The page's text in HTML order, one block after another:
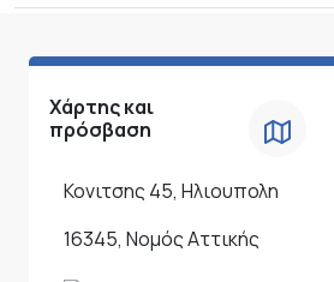
Χάρτης και
πρόσβαση
Κονιτσης 45, Ηλιουπολη
16345, Νομός Αττικής